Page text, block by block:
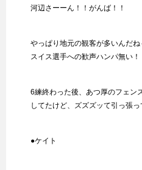
河辺さーーん！！がんば！！
やっぱり地元の観客が多いんだね
スイス選手への歓声ハンパ無い！
6練終わった後、あつ厚のフェン
してたけど、ズズズッて引っ張
●ケイト